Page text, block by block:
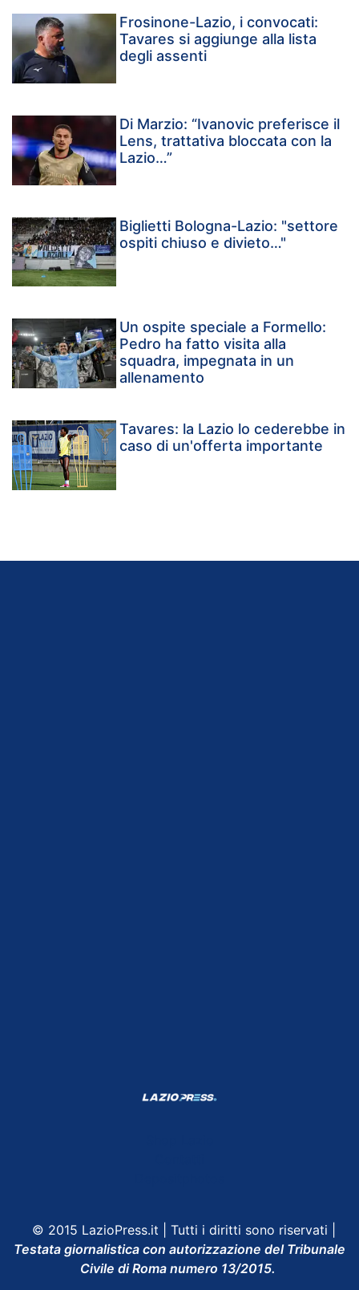
Frosinone-Lazio, i convocati:
Tavares si aggiunge alla lista
degli assenti
Di Marzio: “Ivanovic preferisce il
Lens, trattativa bloccata con la
Lazio…”
Biglietti Bologna-Lazio: "settore
ospiti chiuso e divieto…"
Un ospite speciale a Formello:
Pedro ha fatto visita alla
squadra, impegnata in un
allenamento
Tavares: la Lazio lo cederebbe in
caso di un'offerta importante
© 2015 LazioPress.it | Tutti i diritti sono riservati |
Testata giornalistica con autorizzazione del Tribunale
Civile di Roma numero 13/2015.